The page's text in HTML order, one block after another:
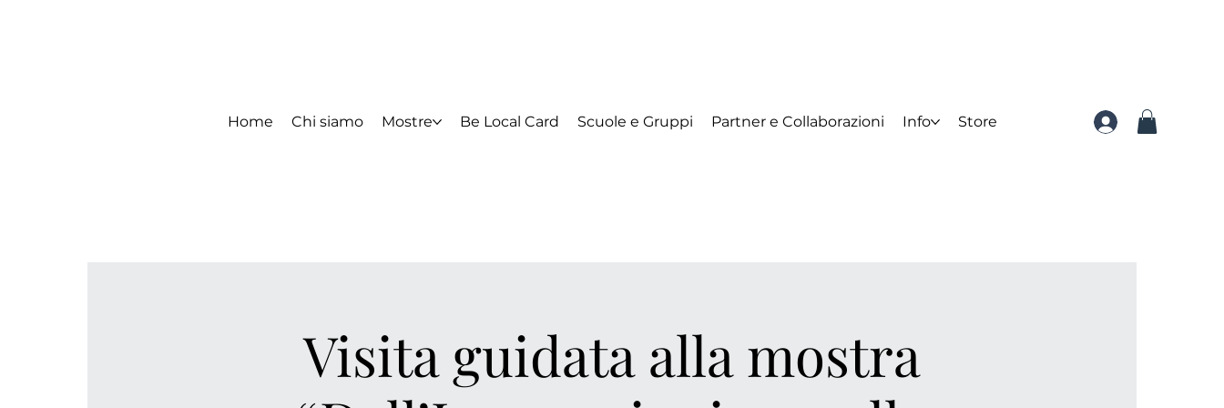
Home Chi siamo Mostre Be Local Card Scuole e Gruppi Partner e Collaborazioni Info Store
Visita guidata alla mostra